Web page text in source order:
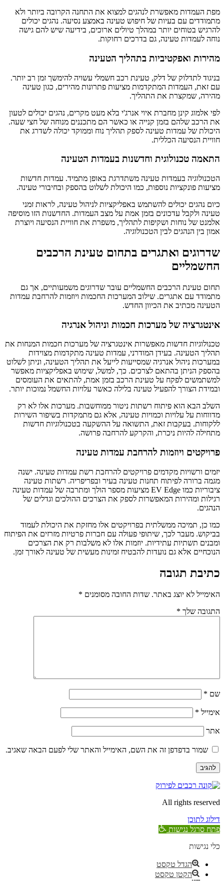
מפת העמדות מאפשרת לנהגים למצוא את התחנה הקרובה ביותר ולא
מתמודדים עם בעיות של חיפוש טעינה באמצע נסיעה. נהגים יכולים
להרגיש בטוחים יותר במהלך טיולים ארוכים, בידיעה שיש להם גישה
נוחה לעמדות טעינה, גם בדרכים רחוקות.
מהירות ואפקטיביות בתהליך הטעינה
בניגוד לתדלוק של דלק, טעינת רכב חשמלי עשויה להימשך זמן רב יותר.
עם זאת, העמדות המתקדמות מציעות פתרונות מהירים, כגון טעינה
מהירה, שמקצרת את התהליך.
לפי אלמוג קינן מחברת איוי אנרג'י בלא מעט מקרים, נהגים יכולים לטעון
את הרכב שלהם בזמן קנייה או כאשר הם מתכננים מנוחה של חצי שעה.
היכולת של עמדות טעינה לספק תהליך נוח וממוקד יכולה לשדרג את
חוויית הנסיעה הכללית.
התאמה טכנולוגית וחדשנות בעמדות הטעינה
הטכנולוגיה בעמדות טעינה משתדרגת באופן מתמיד. עמדות חדשות
מציעות פונקציות נוספות, כמו היכולת לשלוט בהספק ובחיבורי טעינה.
כיום נהגים יכולים להשתמש באפליקציות לניהול טעינה, לראות זמני
טעינה ולקבל עדכונים בזמן אמת על מצב העמדות. החדשנות הזו מוסיפה
אלמנט של נוחות ושקיפות לתהליך, משפרת את חוויית הנסיעה ויוצרת
אמון בין הנהגים לבין הטכנולוגיה.
שדרוגים ואתגרים בתחום טעינת הרכבים
החשמליים
תחום טעינת הרכבים החשמליים עובר שדרוגים משמעותיים, אך גם
מתמודד עם אתגרים. שילוב המערכות החכמות ויוזמות להרחבת עמדות
הטעינה מכתיב את הכיוון החדש.
אינטגרציה של מערכות חכמות וניהול אנרגיה
טכנולוגיות חדשות מאפשרות אינטגרציה של מערכות חכמות המנחות את
תהליך הטעינה. בעידן המודרני, עמדות טעינה מתקדמות מצוידות
במערכות ניהול אנרגיה שמסייעות לייעל את תהליך הטעינה, וניתן לשלוט
בהספק הניתן בהתאם לצרכים. כך, למשל, שימוש באפליקציות מאפשר
למשתמשים לפקח על טעינת הרכב בזמן אמת, להתאים את העומסים
ובמידת הצורך להפעיל טעינה בלילה כאשר עלויות החשמל נמוכות יותר.
השלב הבא הוא פיתוח רשתות ניטור ממוחשבות. מערכות אלו לא רק
מדווחות על עלויות וכמויות טעינה, אלא גם מתמקדות בשיפור השירות
ללקוחות. בעקבות זאת, התשואה על ההשקעה בטכנולוגיות חדשות
מתחילה להיות ניכרת, והקרקע להרחבה פרושה.
פרויקטים ויוזמות להרחבת עמדות טעינה
יזמים ורשויות מקדמים פרויקטים להרחבת רשת עמדות טעינה. ישנה
מגמה ברורה לפיתוח תחנות טעינה בעיר ובפריפריה. רשתות טעינה
ציבוריות כמו EV Edge מציעות מספר הולך ומתרבה של עמדות טעינה
רגילות ומהירות המאפשרות לספק את הצרכים ההולכים וגדלים של
הנהגים.
כמו כן, תמיכה ממשלתית בפרויקטים אלו מחזקת את היכולת לעמוד
בביקוש. מעבר לכך, שיתופי פעולה עם חברות פרטיות מזרזים את הפיתוח
ומבנים תשתיות עתידיות. יוזמות אלו לא משלבות רק את הצרכים
הנוכחיים אלא גם נועדות להבטיח זמינות מעשית של טעינה לאורך זמן.
כתיבת תגובה
האימייל לא יוצג באתר. שדות החובה מסומנים *
התגובה שלך *
שם *
אימייל *
אתר
שמור בדפדפן זה את השם, האימייל והאתר שלי לפעם הבאה שאגיב.
All rights reserved
דילוג לתוכן
פתח סרגל נגישות
כלי נגישות
הגדל טקסט
הקטן טקסט